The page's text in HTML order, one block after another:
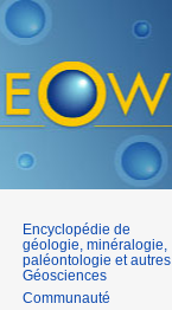
Encyclopédie de
géologie, minéralogie,
paléontologie et autres
Géosciences
Communauté